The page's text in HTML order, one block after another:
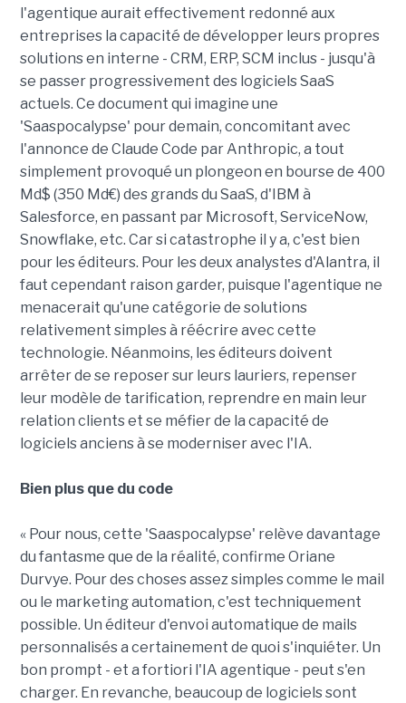
l'agentique aurait effectivement redonné aux
entreprises la capacité de développer leurs propres
solutions en interne - CRM, ERP, SCM inclus - jusqu'à
se passer progressivement des logiciels SaaS
actuels. Ce document qui imagine une
'Saaspocalypse' pour demain, concomitant avec
l'annonce de Claude Code par Anthropic, a tout
simplement provoqué un plongeon en bourse de 400
Md$ (350 Md€) des grands du SaaS, d'IBM à
Salesforce, en passant par Microsoft, ServiceNow,
Snowflake, etc. Car si catastrophe il y a, c'est bien
pour les éditeurs. Pour les deux analystes d'Alantra, il
faut cependant raison garder, puisque l'agentique ne
menacerait qu'une catégorie de solutions
relativement simples à réécrire avec cette
technologie. Néanmoins, les éditeurs doivent
arrêter de se reposer sur leurs lauriers, repenser
leur modèle de tarification, reprendre en main leur
relation clients et se méfier de la capacité de
logiciels anciens à se moderniser avec l'IA.
Bien plus que du code
« Pour nous, cette 'Saaspocalypse' relève davantage
du fantasme que de la réalité, confirme Oriane
Durvye. Pour des choses assez simples comme le mail
ou le marketing automation, c'est techniquement
possible. Un éditeur d'envoi automatique de mails
personnalisés a certainement de quoi s'inquiéter. Un
bon prompt - et a fortiori l'IA agentique - peut s'en
charger. En revanche, beaucoup de logiciels sont